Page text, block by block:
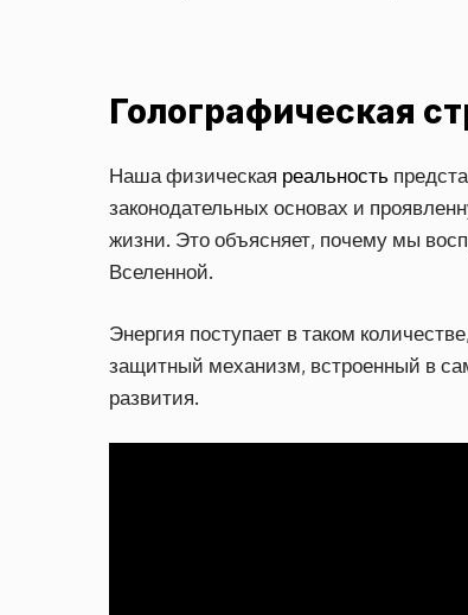
Голографическая
Наша физическая реальность
законодательных основах и
жизни. Это объясняет, почему мы
Вселенной.
Энергия поступает в таком
защитный механизм, встроенный в
развития.